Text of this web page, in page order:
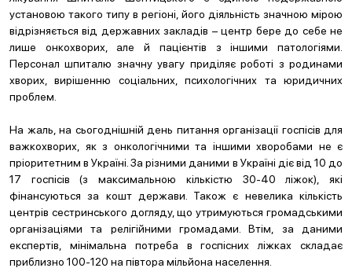
установою такого типу в регіоні, його діяльність значною мірою
відрізняється від державних закладів – центр бере до себе не
лише онкохворих, але й пацієнтів з іншими патологіями.
Персонал шпиталю значну увагу приділяє роботі з родинами
хворих, вирішенню соціальних, психологічних та юридичних
проблем.
На жаль, на сьогоднішній день питання організації госпісів для
важкохворих, як з онкологічними та іншими хворобами не є
пріоритетним в Україні. За різними даними в Україні діє від 10 до
17 госпісів (з максимальною кількістю 30-40 ліжок), які
фінансуються за кошт держави. Також є невелика кількість
центрів сестринського догляду, що утримуються громадськими
організаціями та релігійними громадами. Втім, за даними
експертів, мінімальна потреба в госпісних ліжках складає
приблизно 100-120 на півтора мільйона населення.